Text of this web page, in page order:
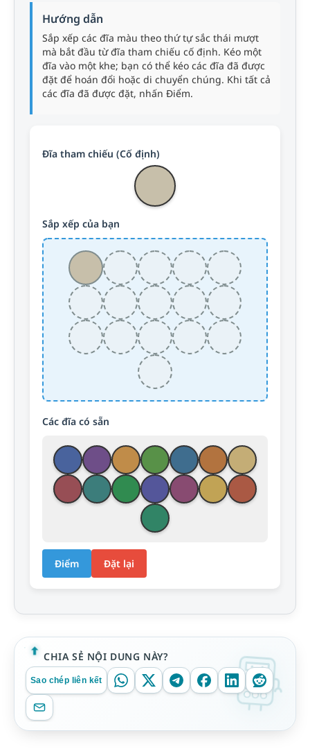
Hướng dẫn
Sắp xếp các đĩa màu theo thứ tự sắc thái mượt
mà bắt đầu từ đĩa tham chiếu cố định. Kéo một
đĩa vào một khe; bạn có thể kéo các đĩa đã được
đặt để hoán đổi hoặc di chuyển chúng. Khi tất cả
các đĩa đã được đặt, nhấn Điểm.
Đĩa tham chiếu (Cố định)
Sắp xếp của bạn
Các đĩa có sẵn
Điểm Đặt lại
CHIA SẺ NỘI DUNG NÀY?
Sao chép liên kết